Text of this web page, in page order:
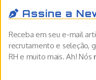
Assine a
Receba em seu e-mail
recrutamento e seleção,
RH e muito mais. Ah! Nós